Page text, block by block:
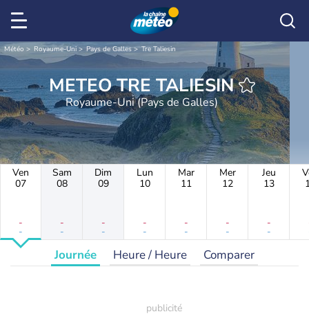
Météo Royaume-Uni Pays de Galles Tre Taliesin
METEO TRE TALIESIN
Royaume-Uni (Pays de Galles)
Ven
07
-
-
Sam
08
-
-
Dim
09
-
-
Lun
10
-
-
Mar
11
-
-
Mer
12
-
-
Jeu
13
-
-
Journée Heure / Heure Comparer